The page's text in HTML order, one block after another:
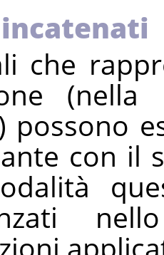
che
possono
con il